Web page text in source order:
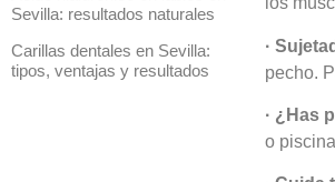
Sevilla: resultados naturales
Carillas dentales en Sevilla:
tipos, ventajas y resultados
·
pecho.
· ¿Has
o